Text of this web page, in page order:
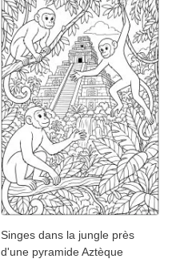
Singes dans la jungle près
d'une pyramide Aztèque